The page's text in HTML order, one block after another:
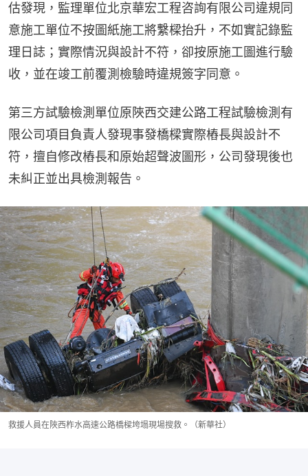
估發現，監理單位北京華宏工程咨詢有限公司違規同
意施工單位不按圖紙施工將繫樑抬升，不如實記錄監
理日誌；實際情況與設計不符，卻按原施工圖進行驗
收，並在竣工前覆測檢驗時違規簽字同意。
第三方試驗檢測單位原陜西交建公路工程試驗檢測有
限公司項目負責人發現事發橋樑實際樁長與設計不
符，擅自修改樁長和原始超聲波圖形，公司發現後也
未糾正並出具檢測報告。
救援人員在陜西柞水高速公路橋樑垮塌現場搜救。（新華社）